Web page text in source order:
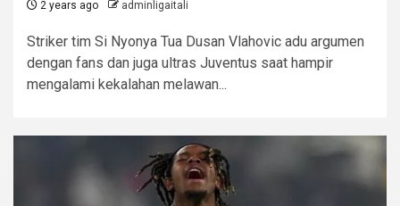
2 years ago adminligaitali
Striker tim Si Nyonya Tua Dusan Vlahovic adu argumen
dengan fans dan juga ultras Juventus saat hampir
mengalami kekalahan melawan...